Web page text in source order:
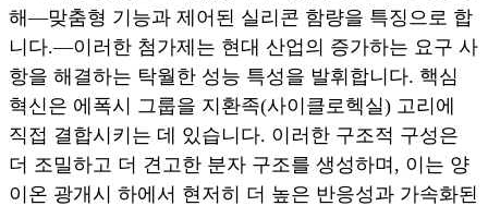
해—맞춤형 기능과 제어된 실리콘 함량을 특징으로 합
니다.—이러한 첨가제는 현대 산업의 증가하는 요구 사
항을 해결하는 탁월한 성능 특성을 발휘합니다. 핵심
혁신은 에폭시 그룹을 지환족(사이클로헥실) 고리에
직접 결합시키는 데 있습니다. 이러한 구조적 구성은
더 조밀하고 더 견고한 분자 구조를 생성하며, 이는 양
이온 광개시 하에서 현저히 더 높은 반응성과 가속화된